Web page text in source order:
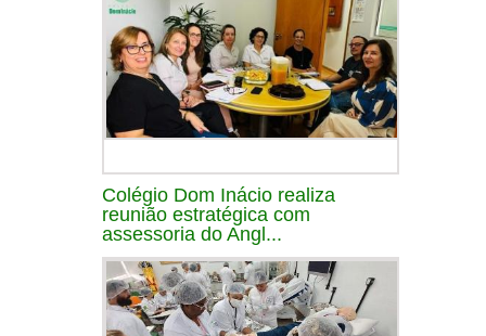
Colégio Dom Inácio realiza
reunião estratégica com
assessoria do Angl...